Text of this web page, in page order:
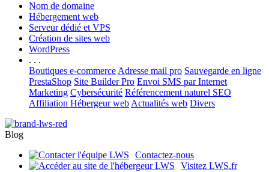
Nom de domaine
Hébergement web
Serveur dédié et VPS
Création de sites web
WordPress
. . .
Boutiques e-commerce Adresse mail pro Sauvegarde en ligne
PrestaShop Site Builder Pro Envoi SMS par Internet
Marketing Cybersécurité Référencement naturel SEO
Affiliation Hébergeur web Actualités web Divers
Blog
Contactez-nous
Visitez LWS.fr